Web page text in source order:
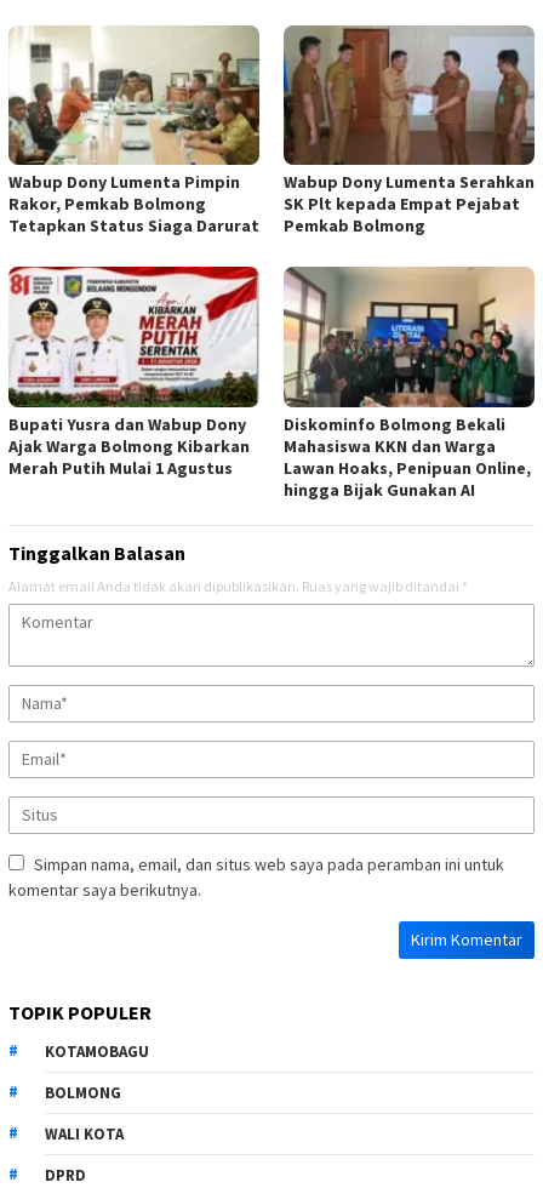
Wabup Dony Lumenta Pimpin
Rakor, Pemkab Bolmong
Tetapkan Status Siaga Darurat
Wabup Dony Lumenta Serahkan
SK Plt kepada Empat Pejabat
Pemkab Bolmong
Bupati Yusra dan Wabup Dony
Ajak Warga Bolmong Kibarkan
Merah Putih Mulai 1 Agustus
Diskominfo Bolmong Bekali
Mahasiswa KKN dan Warga
Lawan Hoaks, Penipuan Online,
hingga Bijak Gunakan AI
Tinggalkan Balasan
Alamat email Anda tidak akan dipublikasikan. Ruas yang wajib ditandai *
Simpan nama, email, dan situs web saya pada peramban ini untuk
komentar saya berikutnya.
TOPIK POPULER
KOTAMOBAGU
BOLMONG
WALI KOTA
DPRD